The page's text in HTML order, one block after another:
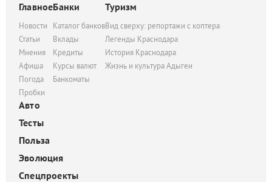
Главное
Новости
Статьи
Мнения
Афиша
Погода
Пробки
Банки
Каталог банков
Вклады
Кредиты
Курсы валют
Банкоматы
Туризм
Вид сверху: репортажи с коптера
Легенды Краснодара
История Краснодара
Жизнь и культура Адыгеи
Авто
Тесты
Польза
Эволюция
Спецпроекты